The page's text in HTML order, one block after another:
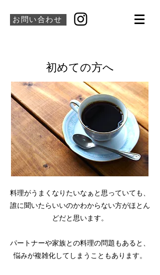
お問い合わせ
​初めての方へ
料理がうまくなりたいなぁと思っていても、
誰に聞いたらいいのかわからない方がほとん
どだと思います。
パートナーや家族との料理の問題もあると、
悩みが複雑化してしまうこともあります。